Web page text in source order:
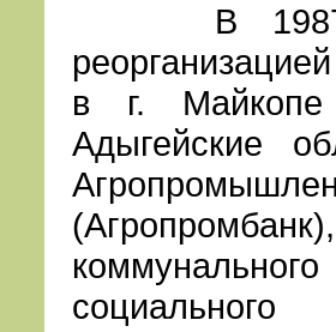
В 1987
в г. Майкопе
Адыгейские